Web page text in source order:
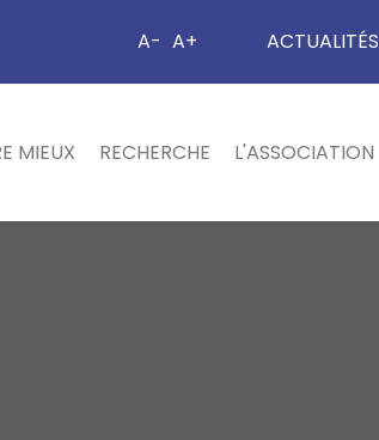
A- A+ ACTUALITÉS
MIEUX RECHERCHE L'ASSOCIATION